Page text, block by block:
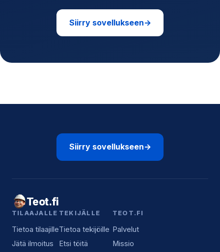
Siirry sovellukseen→
Siirry sovellukseen→
Teot.fi
TILAAJALLE
Tietoa tilaajille
Jätä ilmoitus
TEKIJÄLLE
Tietoa tekijöille
Etsi töitä
TEOT.FI
Palvelut
Missio